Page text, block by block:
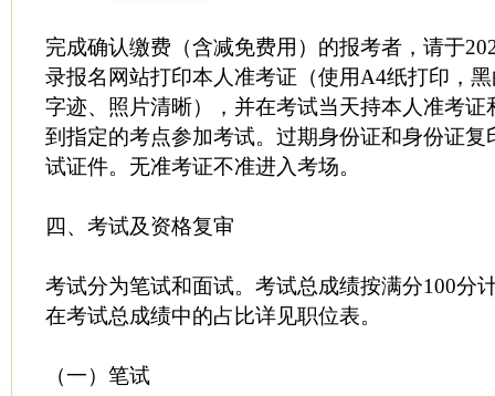
完成确认缴费（含减免费用）的报考者，请于
录报名网站打印本人准考证（使用A4纸打印，
字迹、照片清晰），并在考试当天持本人准考证
到指定的考点参加考试。过期身份证和身份证复
试证件。无准考证不准进入考场。
四、考试及资格复审
考试分为笔试和面试。考试总成绩按满分100分
在考试总成绩中的占比详见职位表。
（一）笔试